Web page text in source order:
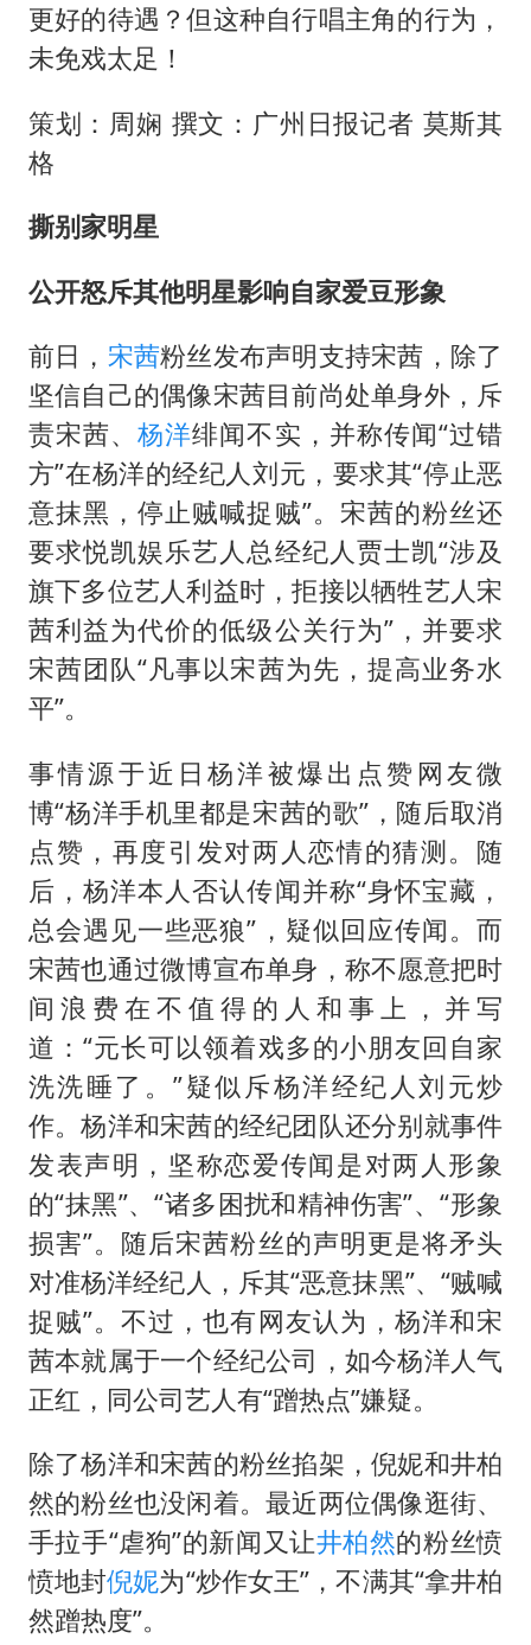
更好的待遇？但这种自行唱主角的行为，
未免戏太足！
策划：周娴 撰文：广州日报记者 莫斯其
格
撕别家明星
公开怒斥其他明星影响自家爱豆形象
前日， 宋茜粉丝发布声明支持宋茜，除了
坚信自己的偶像宋茜目前尚处单身外，斥
责宋茜、杨洋绯闻不实，并称传闻“过错
方”在杨洋的经纪人刘元，要求其“停止恶
意抹黑，停止贼喊捉贼”。宋茜的粉丝还
要求悦凯娱乐艺人总经纪人贾士凯“涉及
旗下多位艺人利益时，拒接以牺牲艺人宋
茜利益为代价的低级公关行为”，并要求
宋茜团队“凡事以宋茜为先，提高业务水
平”。
事情源于近日杨洋被爆出点赞网友微
博“杨洋手机里都是宋茜的歌”，随后取消
点赞，再度引发对两人恋情的猜测。随
后，杨洋本人否认传闻并称“身怀宝藏，
总会遇见一些恶狼”，疑似回应传闻。而
宋茜也通过微博宣布单身，称不愿意把时
间浪费在不值得的人和事上，并写
道：“元长可以领着戏多的小朋友回自家
洗洗睡了。”疑似斥杨洋经纪人刘元炒
作。杨洋和宋茜的经纪团队还分别就事件
发表声明，坚称恋爱传闻是对两人形象
的“抹黑”、“诸多困扰和精神伤害”、“形象
损害”。随后宋茜粉丝的声明更是将矛头
对准杨洋经纪人，斥其“恶意抹黑”、“贼喊
捉贼”。不过，也有网友认为，杨洋和宋
茜本就属于一个经纪公司，如今杨洋人气
正红，同公司艺人有“蹭热点”嫌疑。
除了杨洋和宋茜的粉丝掐架，倪妮和井柏
然的粉丝也没闲着。最近两位偶像逛街、
手拉手“虐狗”的新闻又让井柏然的粉丝愤
愤地封倪妮为“炒作女王”，不满其“拿井柏
然蹭热度”。